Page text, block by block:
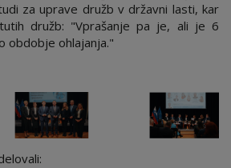
za uprave družb v državni lasti, kar
družb: "Vprašanje pa je, ali je 6
obdobje ohlajanja."